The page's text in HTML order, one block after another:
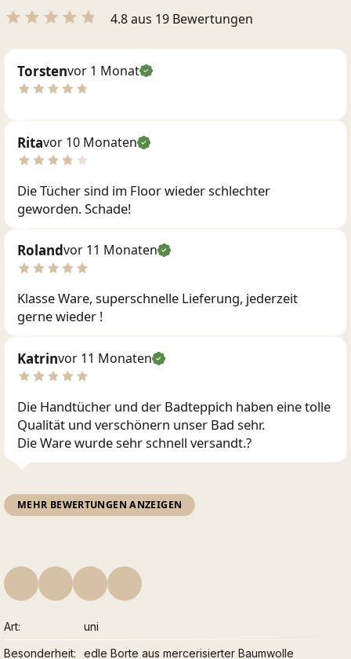
4.8 aus 19 Bewertungen
Torstenvor 1 Monat
Ritavor 10 Monaten
Die Tücher sind im Floor wieder schlechter
geworden. Schade!
Rolandvor 11 Monaten
Klasse Ware, superschnelle Lieferung, jederzeit
gerne wieder !
Katrinvor 11 Monaten
Die Handtücher und der Badteppich haben eine tolle
Qualität und verschönern unser Bad sehr.
Die Ware wurde sehr schnell versandt.?
MEHR BEWERTUNGEN ANZEIGEN
Art
uni
Besonderheit
edle Borte aus mercerisierter Baumwolle